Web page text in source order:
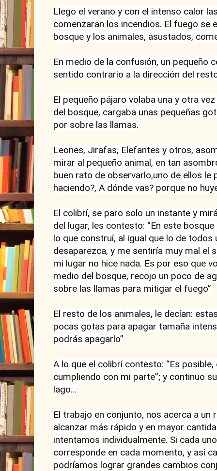
Llego el verano y con el intenso calor
comenzaran los incendios. El fuego se
bosque y los animales, asustados,
En medio de la confusión, un pequeño
sentido contrario a la dirección del
El pequeño pájaro volaba una y otra
del bosque, cargaba unas pequeñas
por sobre las llamas.
Leones, Jirafas, Elefantes y otros,
mirar al pequeño animal, en tan
buen rato de observarlo,uno de ellos le
haciendo?, A dónde vas? porque no
El colibrí, se paro solo un instante y
del lugar, les contesto: “En este
lo que construí, al igual que lo de todos
desaparezca, y me sentiría muy mal el
mi lugar no hice nada. Es por eso que
medio del bosque, recojo un poco de
sobre las llamas para mitigar el fuego”
El resto de los animales, le decían:
pocas gotas para apagar tamaña
podrás apagarlo”
A lo que el colibrí contesto: “Es
cumpliendo con mi parte”; y continuo
lago…
El trabajo en conjunto, nos acerca a un
alcanzar más rápido y en mayor
intentamos individualmente. Si cada
corresponde en cada momento, y así
podríamos lograr grandes cambios